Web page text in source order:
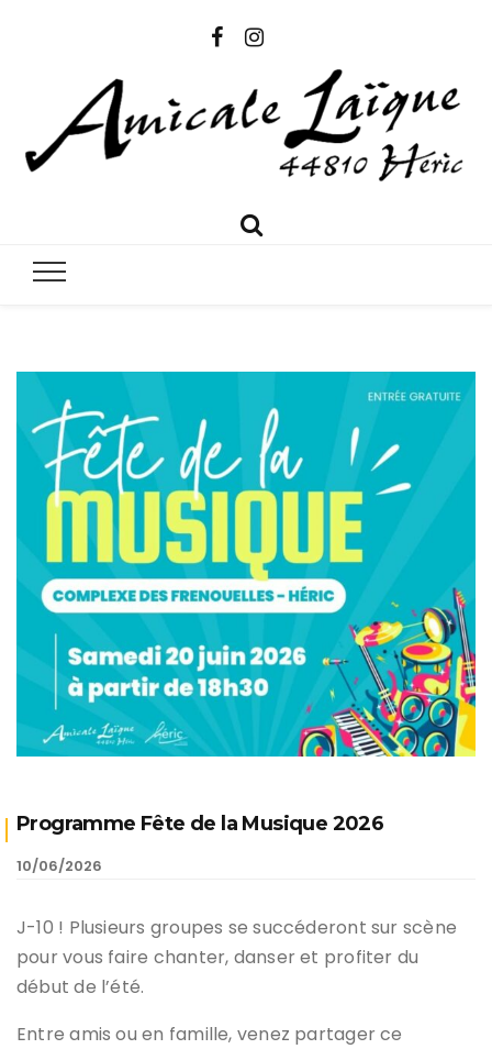
Programme Fête de la Musique 2026
10/06/2026
J-10 ! Plusieurs groupes se succéderont sur scène
pour vous faire chanter, danser et profiter du
début de l’été.
Entre amis ou en famille, venez partager ce